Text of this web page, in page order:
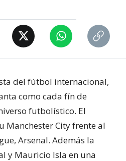
del fútbol internacional,
como cada fín de
futbolístico. El
Manchester City frente al
Arsenal. Además la
y Mauricio Isla en una